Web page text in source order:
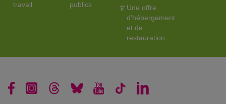
travail
publics
Une offre
d'hébergement
et de
restauration